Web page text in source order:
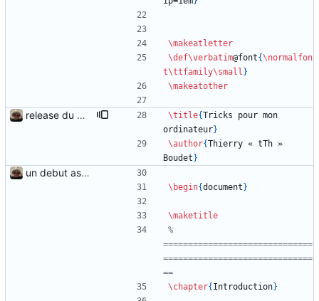
\makeatletter
\def\verbatim@font{\normalfon
t\ttfamily\small }
\makeatother
release du matin, chagrin \title{Tricks pour mon
ordinateur}
\author{Thierry « tTh »
Boudet }
un debut assez timide...
\begin{document }
\maketitle
%
==============================
==============================
\chapter{ Introduction}